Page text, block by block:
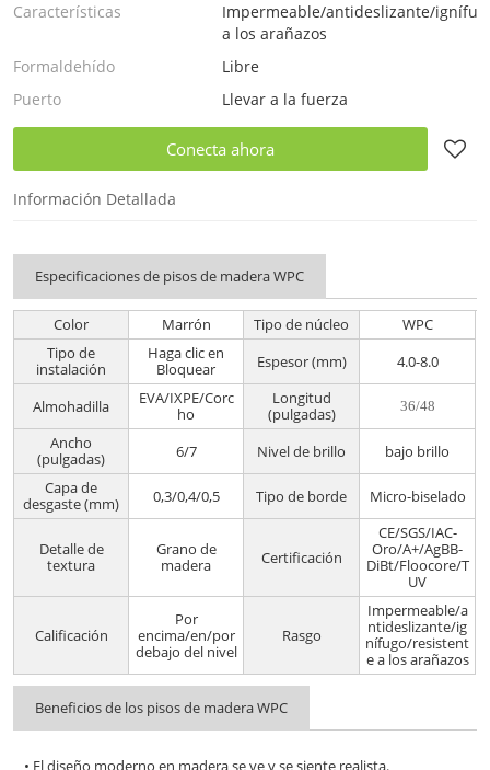
Características
Impermeable/antideslizante/
a los arañazos
Formaldehído
Libre
Puerto
Llevar a la fuerza
Conecta ahora
Información Detallada
Especificaciones de pisos de madera WPC
Color Marrón Tipo de núcleo
WPC
Tipo de
instalación
Haga clic en
Bloquear
Espesor (mm) 4.0-8.0
Almohadilla
EVA/IXPE/Corc
ho
Longitud
(pulgadas)
36/48
Ancho
(pulgadas)
6/7 Nivel de brillo
bajo brillo
Capa de
desgaste (mm)
0,3/0,4/0,5 Tipo de borde Micro-biselado
Detalle de
textura
Grano de
madera
Certificación
CE/SGS/IAC-
Oro/A+/AgBB-
DiBt/Floocore/T
UV
Calificación
Por
encima/en/por
debajo del nivel
Rasgo
Impermeable/a
ntideslizante/ig
nífugo/resistent
e a los arañazos
Beneficios de los pisos de madera WPC
• El diseño moderno en madera se ve y se siente realista.